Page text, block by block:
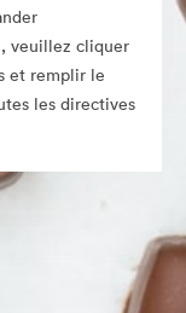
veuillez cliquer
et remplir le
les directives